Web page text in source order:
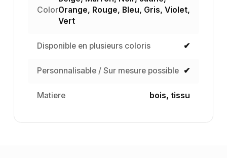
ColorOrange, Rouge, Bleu, Gris, Violet,
Vert
Disponible en plusieurs coloris ✔
Personnalisable / Sur mesure possible ✔
Matiere bois, tissu